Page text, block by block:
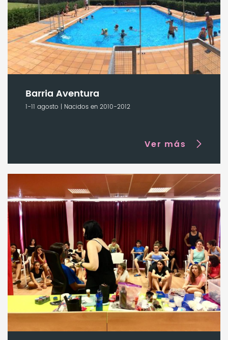
Barria Aventura
1-11 agosto | Nacidos en 2010-2012
Ver más